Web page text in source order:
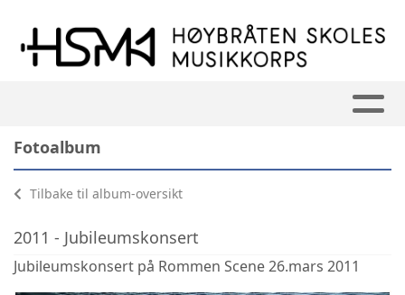
Fotoalbum
Tilbake til album-oversikt
2011 - Jubileumskonsert
Jubileumskonsert på Rommen Scene 26.mars 2011